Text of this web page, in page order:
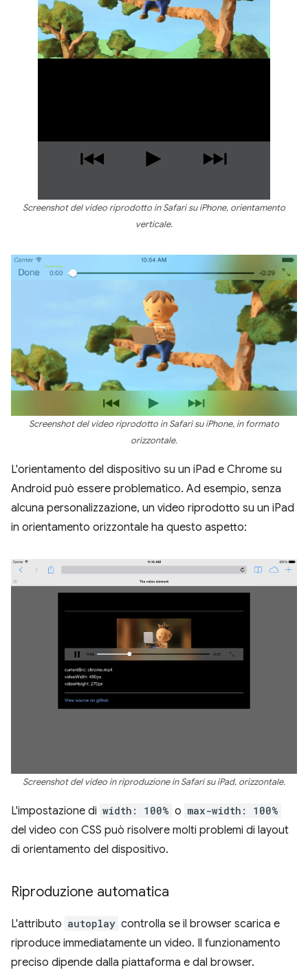
Screenshot del video riprodotto in Safari su iPhone, orientamento
verticale.
Screenshot del video riprodotto in Safari su iPhone, in formato
orizzontale.
L'orientamento del dispositivo su un iPad e Chrome su
Android può essere problematico. Ad esempio, senza
alcuna personalizzazione, un video riprodotto su un iPad
in orientamento orizzontale ha questo aspetto:
Screenshot del video in riproduzione in Safari su iPad, orizzontale.
L'impostazione di width: 100% o max-width: 100%
del video con CSS può risolvere molti problemi di layout
di orientamento del dispositivo.
Riproduzione automatica
L'attributo autoplay controlla se il browser scarica e
riproduce immediatamente un video. Il funzionamento
preciso dipende dalla piattaforma e dal browser.